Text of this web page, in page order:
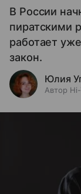
В России
пиратскими
работает
закон.
Юлия
Автор